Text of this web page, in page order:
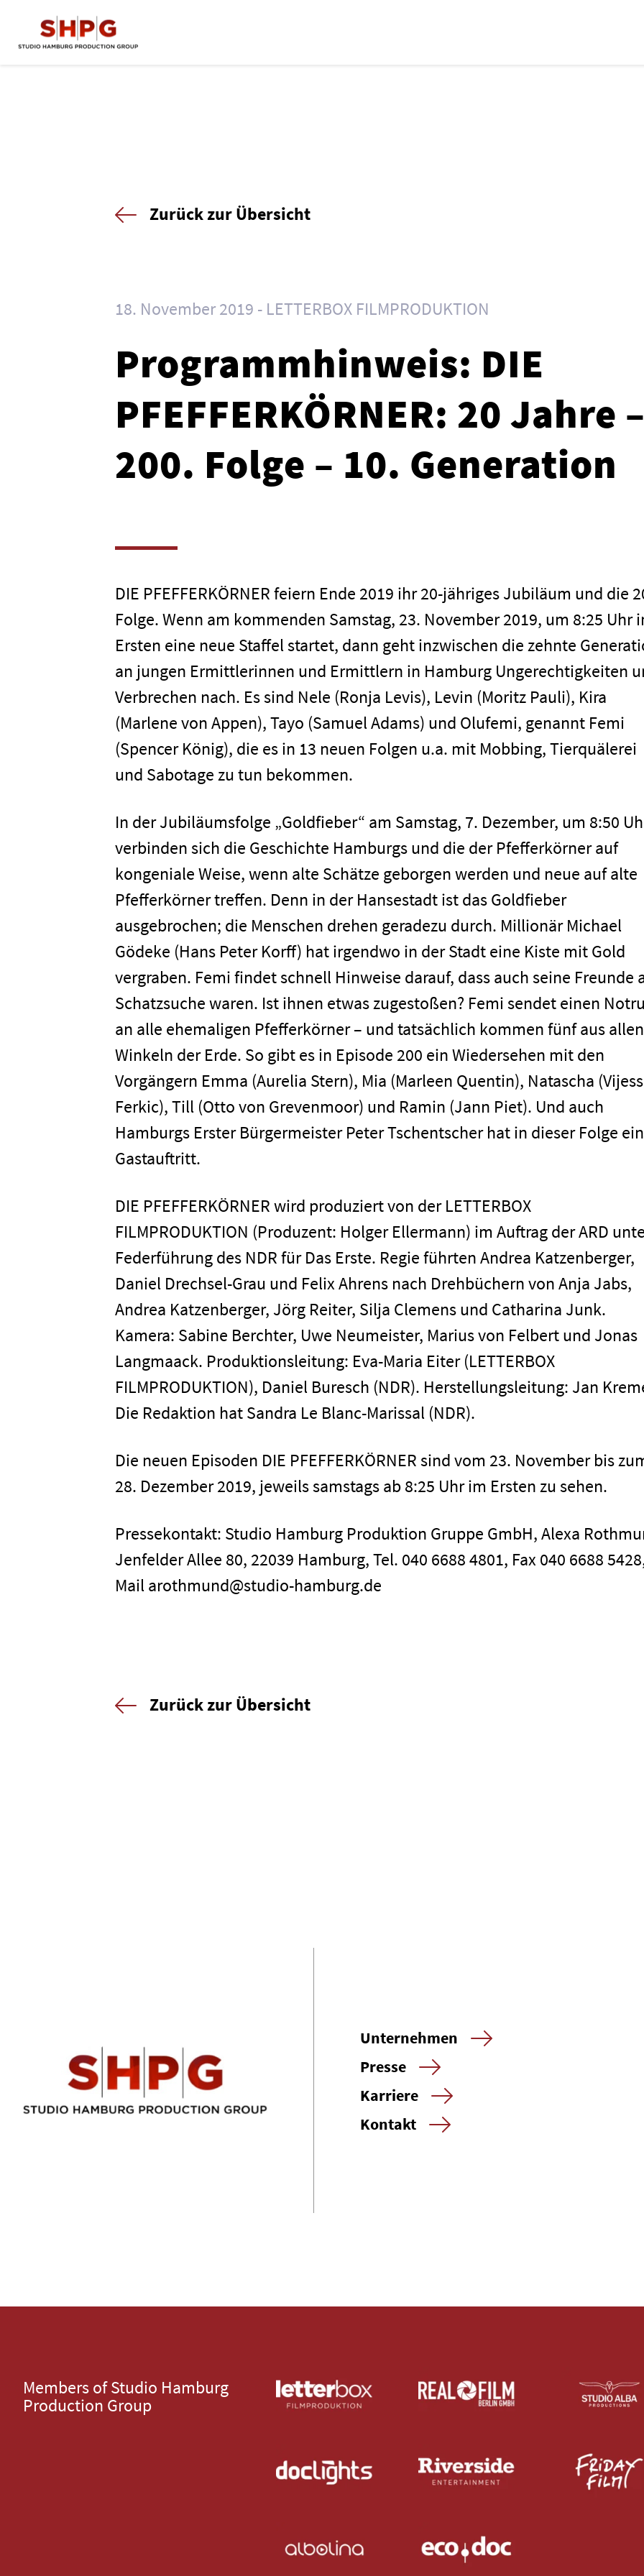
Zurück zur Übersicht
18. November 2019 LETTERBOX FILMPRODUKTION
Programmhinweis: DIE
PFEFFERKÖRNER: 20 Jahre –
200. Folge – 10. Generation
DIE PFEFFERKÖRNER feiern Ende 2019 ihr 20-jähriges Jubiläum und die
Folge. Wenn am kommenden Samstag, 23. November 2019, um 8:25 Uhr
Ersten eine neue Staffel startet, dann geht inzwischen die zehnte
an jungen Ermittlerinnen und Ermittlern in Hamburg Ungerechtigkeiten
Verbrechen nach. Es sind Nele (Ronja Levis), Levin (Moritz Pauli), Kira
(Marlene von Appen), Tayo (Samuel Adams) und Olufemi, genannt Femi
(Spencer König), die es in 13 neuen Folgen u.a. mit Mobbing, Tierquälerei
und Sabotage zu tun bekommen.
In der Jubiläumsfolge „Goldfieber“ am Samstag, 7. Dezember, um 8:50
verbinden sich die Geschichte Hamburgs und die der Pfefferkörner auf
kongeniale Weise, wenn alte Schätze geborgen werden und neue auf alte
Pfefferkörner treffen. Denn in der Hansestadt ist das Goldfieber
ausgebrochen; die Menschen drehen geradezu durch. Millionär Michael
Gödeke (Hans Peter Korff) hat irgendwo in der Stadt eine Kiste mit Gold
vergraben. Femi findet schnell Hinweise darauf, dass auch seine Freunde
Schatzsuche waren. Ist ihnen etwas zugestoßen? Femi sendet einen
an alle ehemaligen Pfefferkörner – und tatsächlich kommen fünf aus allen
Winkeln der Erde. So gibt es in Episode 200 ein Wiedersehen mit den
Vorgängern Emma (Aurelia Stern), Mia (Marleen Quentin), Natascha
Ferkic), Till (Otto von Grevenmoor) und Ramin (Jann Piet). Und auch
Hamburgs Erster Bürgermeister Peter Tschentscher hat in dieser Folge
Gastauftritt.
DIE PFEFFERKÖRNER wird produziert von der LETTERBOX
FILMPRODUKTION (Produzent: Holger Ellermann) im Auftrag der ARD
Federführung des NDR für Das Erste. Regie führten Andrea Katzenberger,
Daniel Drechsel-Grau und Felix Ahrens nach Drehbüchern von Anja Jabs,
Andrea Katzenberger, Jörg Reiter, Silja Clemens und Catharina Junk.
Kamera: Sabine Berchter, Uwe Neumeister, Marius von Felbert und Jonas
Langmaack. Produktionsleitung: Eva-Maria Eiter (LETTERBOX
FILMPRODUKTION), Daniel Buresch (NDR). Herstellungsleitung: Jan
Die Redaktion hat Sandra Le Blanc-Marissal (NDR).
Die neuen Episoden DIE PFEFFERKÖRNER sind vom 23. November bis
28. Dezember 2019, jeweils samstags ab 8:25 Uhr im Ersten zu sehen.
Pressekontakt: Studio Hamburg Produktion Gruppe GmbH, Alexa
Jenfelder Allee 80, 22039 Hamburg, Tel. 040 6688 4801, Fax 040 6688
Mail arothmund@studio-hamburg.de
Zurück zur Übersicht
Unternehmen
Presse
Karriere
Kontakt
Members of Studio Hamburg
Production Group
Home
Unternehmen
Presse
Karriere
Kontakt
Newsletter Datenschutz Impressum